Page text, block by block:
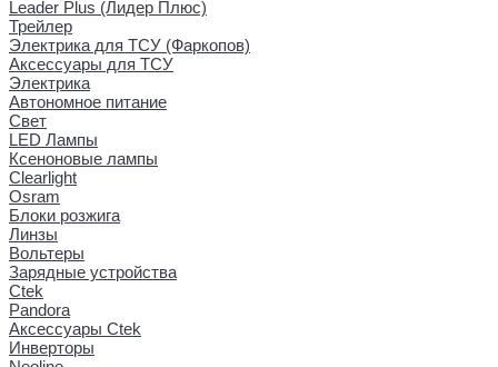
Leader Plus (Лидер Плюс)
Трейлер
Электрика для ТСУ (Фаркопов)
Аксессуары для ТСУ
Электрика
Автономное питание
Свет
LED Лампы
Ксеноновые лампы
Clearlight
Osram
Блоки розжига
Линзы
Вольтеры
Зарядные устройства
Ctek
Pandora
Аксессуары Ctek
Инверторы